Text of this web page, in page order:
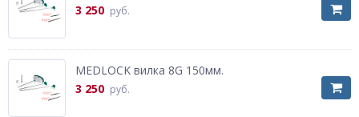
3 250 руб.
MEDLOCK вилка 8G 150мм.
3 250 руб.